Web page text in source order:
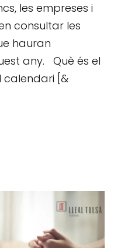
les empreses i
consultar les
hauran
any. Què és el
calendari [&